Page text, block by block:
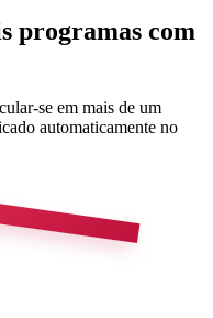
programas com
se em mais de um
automaticamente no